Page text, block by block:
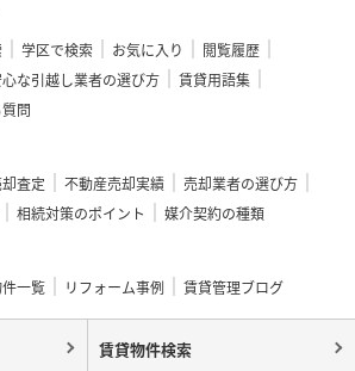
学区で検索 お気に入り
閲覧履歴
な引越し業者の選び方
賃貸用語集
問
査定 不動産売却実績
売却業者の選び方
相続対策のポイント 媒介契約の種類
一覧 リフォーム事例 賃貸管理ブログ
賃貸物件検索